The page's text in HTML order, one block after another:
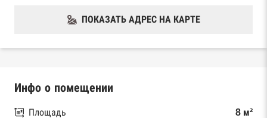
ПОКАЗАТЬ АДРЕС НА КАРТЕ
Инфо о помещении
Площадь
8 м²